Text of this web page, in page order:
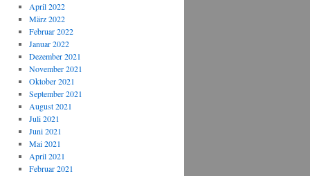
April 2022
März 2022
Februar 2022
Januar 2022
Dezember 2021
November 2021
Oktober 2021
September 2021
August 2021
Juli 2021
Juni 2021
Mai 2021
April 2021
Februar 2021